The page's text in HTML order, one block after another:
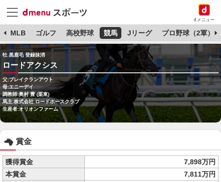
dメニュー
MLB ゴルフ 高校野球 競馬 Jリーグ プロ野球（2軍）
牡 黒鹿毛 登録抹消
ロードアクシス
父:ブレイクランアウト
母:エニーデイ
調教師:奥村 豊 (栗東)
馬主:株式会社 ロードホースクラブ
生産者:オリオンファーム
賞金
獲得賞金
7,898万円
本賞金
7,811万円